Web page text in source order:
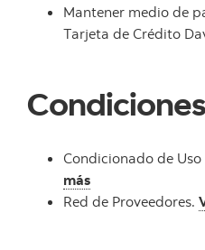
Mantener medio de
Tarjeta de Crédito
Condicionado de
más
Red de Proveedores.